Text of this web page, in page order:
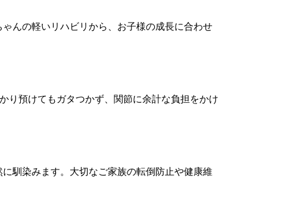
んの軽いリハビリから、お子様の成長に合わせ
り預けてもガタつかず、関節に余計な負担をかけ
馴染みます。大切なご家族の転倒防止や健康維